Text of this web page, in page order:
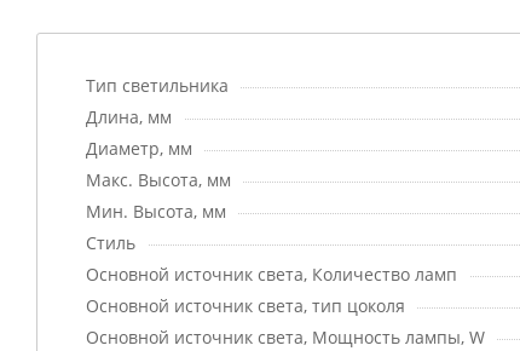
Тип светильника
Длина, мм
Диаметр, мм
Макс. Высота, мм
Мин. Высота, мм
Стиль
Основной источник света, Количество ламп
Основной источник света, тип цоколя
Основной источник света, Мощность лампы, W